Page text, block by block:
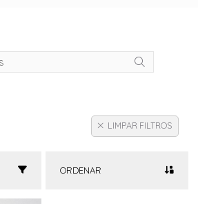
LIMPAR FILTROS
ORDENAR